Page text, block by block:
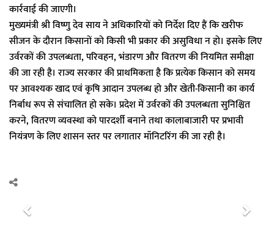
कार्रवाई की जाएगी।
मुख्यमंत्री श्री विष्णु देव साय ने अधिकारियों को निर्देश दिए हैं कि खरीफ
सीजन के दौरान किसानों को किसी भी प्रकार की असुविधा न हो। इसके लिए
उर्वरकों की उपलब्धता, परिवहन, भंडारण और वितरण की नियमित समीक्षा
की जा रही है। राज्य सरकार की प्राथमिकता है कि प्रत्येक किसान को समय
पर आवश्यक खाद एवं कृषि आदान उपलब्ध हो और खेती-किसानी का कार्य
निर्बाध रूप से संचालित हो सके। प्रदेश में उर्वरकों की उपलब्धता सुनिश्चित
करने, वितरण व्यवस्था को पारदर्शी बनाने तथा कालाबाजारी पर प्रभावी
नियंत्रण के लिए शासन स्तर पर लगातार मॉनिटरिंग की जा रही है।
P N